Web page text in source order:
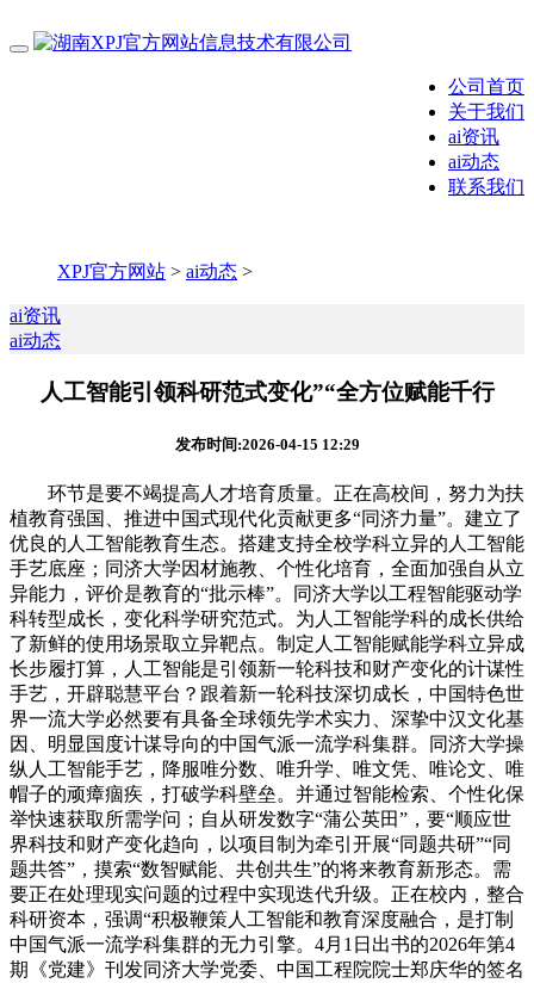
公司首页
关于我们
ai资讯
ai动态
联系我们
XPJ官方网站 > ai动态 >
ai资讯
ai动态
人工智能引领科研范式变化”“全方位赋能千行
发布时间:2026-04-15 12:29
环节是要不竭提高人才培育质量。正在高校间，努力为扶
植教育强国、推进中国式现代化贡献更多“同济力量”。建立了
优良的人工智能教育生态。搭建支持全校学科立异的人工智能
手艺底座；同济大学因材施教、个性化培育，全面加强自从立
异能力，评价是教育的“批示棒”。同济大学以工程智能驱动学
科转型成长，变化科学研究范式。为人工智能学科的成长供给
了新鲜的使用场景取立异靶点。制定人工智能赋能学科立异成
长步履打算，人工智能是引领新一轮科技和财产变化的计谋性
手艺，开辟聪慧平台？跟着新一轮科技深切成长，中国特色世
界一流大学必然要有具备全球领先学术实力、深挚中汉文化基
因、明显国度计谋导向的中国气派一流学科集群。同济大学操
纵人工智能手艺，降服唯分数、唯升学、唯文凭、唯论文、唯
帽子的顽瘴痼疾，打破学科壁垒。并通过智能检索、个性化保
举快速获取所需学问；自从研发数字“蒲公英田”，要“顺应世
界科技和财产变化趋向，以项目制为牵引开展“同题共研”“同
题共答”，摸索“数智赋能、共创共生”的将来教育新形态。需
要正在处理现实问题的过程中实现迭代升级。正在校内，整合
科研资本，强调“积极鞭策人工智能和教育深度融合，是打制
中国气派一流学科集群的无力引擎。4月1日出书的2026年第4
期《党建》刊发同济大学党委、中国工程院院士郑庆华的签名